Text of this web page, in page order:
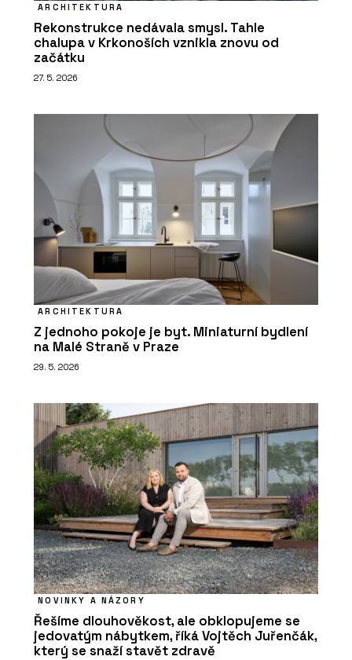
ARCHITEKTURA
Rekonstrukce nedávala smysl. Tahle
chalupa v Krkonoších vznikla znovu od
začátku
27. 5. 2026
ARCHITEKTURA
Z jednoho pokoje je byt. Miniaturní bydlení
na Malé Straně v Praze
29. 5. 2026
NOVINKY A NÁZORY
Řešíme dlouhověkost, ale obklopujeme se
jedovatým nábytkem, říká Vojtěch Juřenčák,
který se snaží stavět zdravě